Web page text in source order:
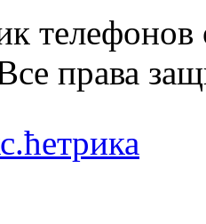
телефонов
права